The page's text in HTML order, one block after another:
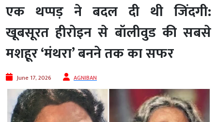
एक थप्पड़ ने बदल दी थी जिंदगी:
खूबसूरत हीरोइन से बॉलीवुड की सबसे
मशहूर ‘मंथरा’ बनने तक का सफर
June 17, 2026 AGNIBAN